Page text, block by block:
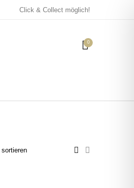
Click & Collect möglich!
0